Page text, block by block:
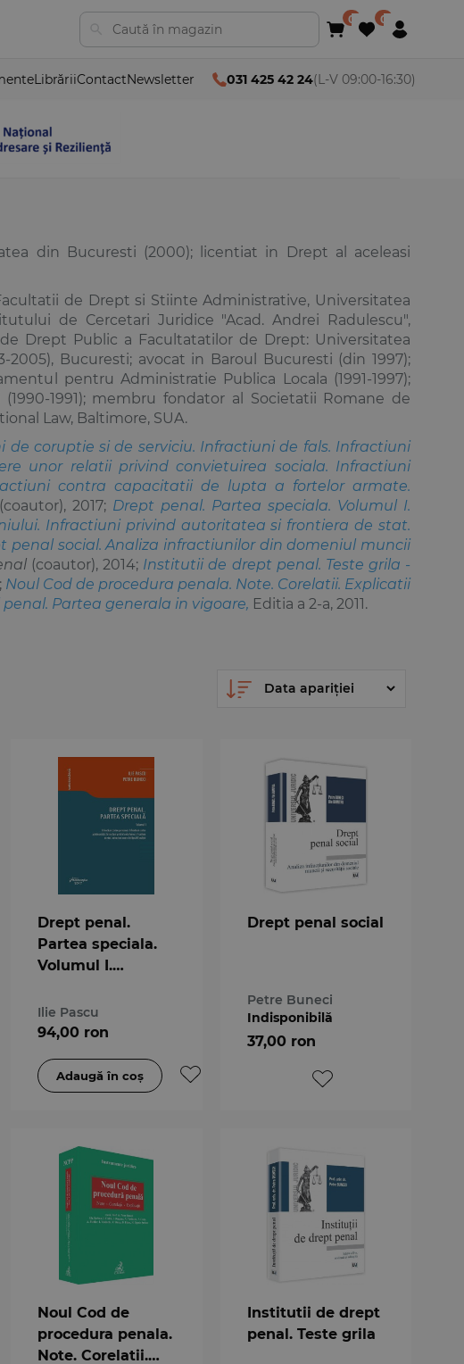
LibrăriiContactNewsletter 031 425 42 24(L-V 09:00-16:30)
din Bucuresti (2000); licentiat in Drept al aceleasi
de Drept si Stiinte Administrative, Universitatea
de Cercetari Juridice "Acad. Andrei Radulescu",
Drept Public a Facultatatilor de Drept: Universitatea
Bucuresti; avocat in Baroul Bucuresti (din 1997);
pentru Administratie Publica Locala (1991-1997);
1991); membru fondator al Societatii Romane de
Law, Baltimore, SUA.
de coruptie si de serviciu. Infractiuni de fals. Infractiuni
unor relatii privind convietuirea sociala. Infractiuni
contra capacitatii de lupta a fortelor armate.
2017; Drept penal. Partea speciala. Volumul I.
Infractiuni privind autoritatea si frontiera de stat.
penal social. Analiza infractiunilor din domeniul muncii
(coautor), 2014; Institutii de drept penal. Teste grila -
Noul Cod de procedura penala. Note. Corelatii. Explicatii
Partea generala in vigoare, Editia a 2-a, 2011.
Drept penal.
Partea speciala.
Volumul I.
persoanei.
Infractiuni contra
Infractiuni privind
autoritatea si
infaptuirii justitiei
Ilie Pascu
94,00 ron
Drept penal social
Petre Buneci
Indisponibilă
37,00 ron
Noul Cod de
procedura penala.
Note. Corelatii.
Institutii de drept
penal. Teste grila